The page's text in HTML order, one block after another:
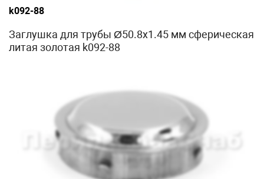
k092-88
Заглушка для трубы Ø50.8х1.45 мм сферическая
литая золотая k092-88